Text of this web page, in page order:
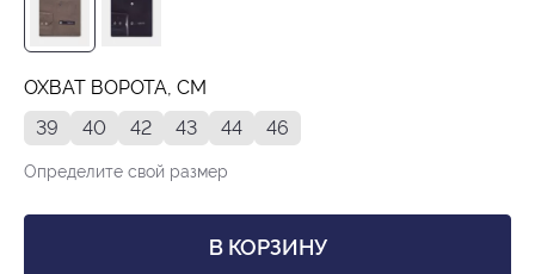
ОХВАТ ВОРОТА, СМ
39
40 42 43 44 46
Определите свой размер
В КОРЗИНУ